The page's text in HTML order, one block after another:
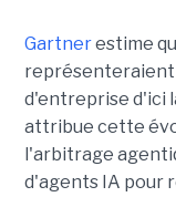
Gartnerestime
représenteraient
d'entreprise d'ici
attribue cette
l'arbitrage
d'agents IA pour